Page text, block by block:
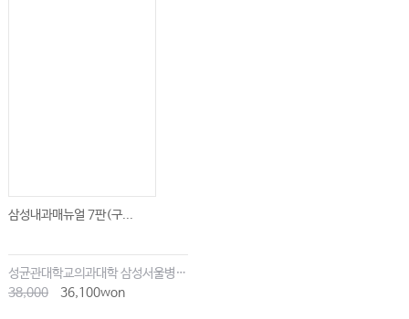
삼성내과매뉴얼 7판(구...
성균관대학교의과대학 삼성서울병원내과
38,000
36,100won